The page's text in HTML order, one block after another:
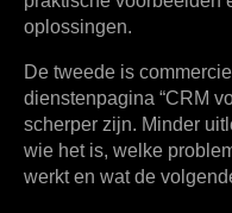
oplossingen.
De tweede is
dienstenpagina “CRM
scherper zijn. Minder
wie het is, welke
werkt en wat de